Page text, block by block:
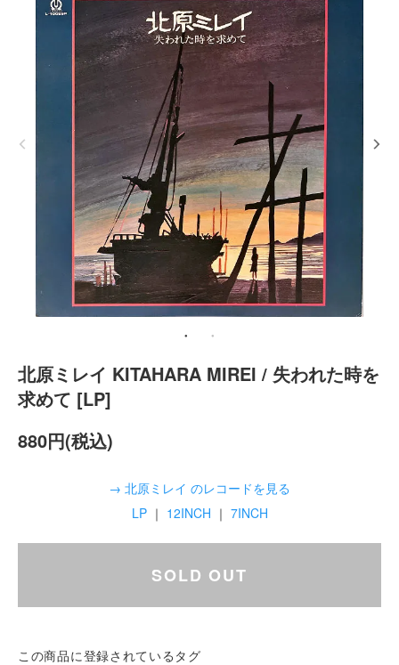
北原ミレイ KITAHARA MIREI / 失われた時を
求めて [LP]
880円(税込)
→ 北原ミレイ のレコードを見る
LP｜ 12INCH ｜ 7INCH
SOLD OUT
この商品に登録されているタグ